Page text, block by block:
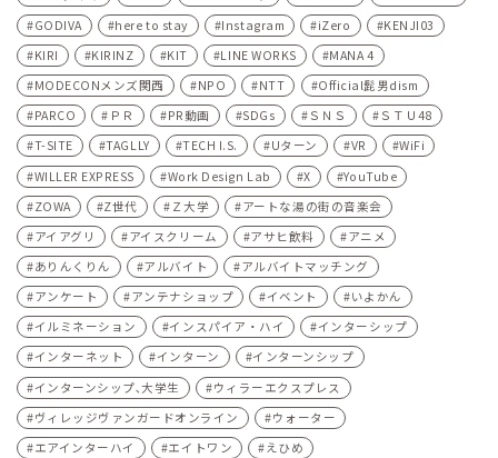
GODIVA
here to stay Instagram iZero
KENJI03
KIRI
KIRINZ KIT LINE WORKS
MANA 4
MODECONメンズ関西
NPO NTT
Official髭男dism
PARCO
ＰＲ PR動画 SDGs ＳＮＳ
ＳＴＵ48
T-SITE
TAGLLY TECH I.S. Uターン VR
WiFi
WILLER EXPRESS
Work Design Lab X
YouTube
ZOWA
Z世代 Ｚ大学
アートな湯の街の音楽会
アイアグリ
アイスクリーム アサヒ飲料
アニメ
ありんくりん
アルバイト
アルバイトマッチング
アンケート
アンテナショップ イベント
いよかん
イルミネーション
インスパイア・ハイ
インターシップ
インターネット
インターン
インターンシップ
インターンシップ､大学生
ウィラーエクスプレス
ヴィレッジヴァンガードオンライン
ウォーター
エアインターハイ
エイトワン
えひめ